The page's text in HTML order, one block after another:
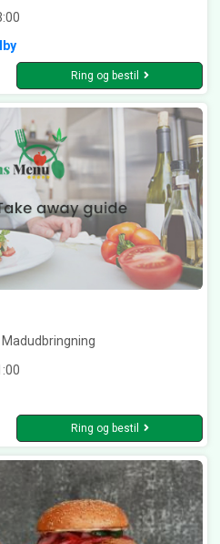
Ring og bestil
Ring og bestil